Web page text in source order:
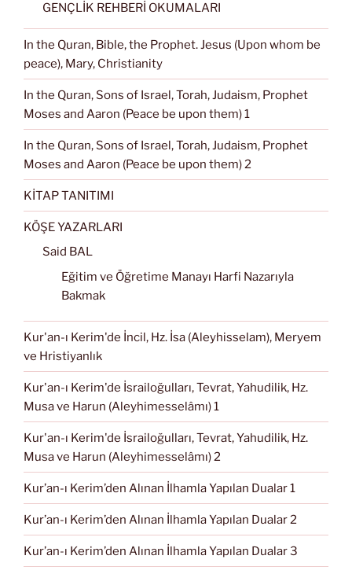
GENÇLİK REHBERİ OKUMALARI
In the Quran, Bible, the Prophet. Jesus (Upon whom be
peace), Mary, Christianity
In the Quran, Sons of Israel, Torah, Judaism, Prophet
Moses and Aaron (Peace be upon them) 1
In the Quran, Sons of Israel, Torah, Judaism, Prophet
Moses and Aaron (Peace be upon them) 2
KİTAP TANITIMI
KÖŞE YAZARLARI
Said BAL
Eğitim ve Öğretime Manayı Harfi Nazarıyla
Bakmak
Kur'an-ı Kerim'de İncil, Hz. İsa (Aleyhisselam), Meryem
ve Hristiyanlık
Kur'an-ı Kerim'de İsrailoğulları, Tevrat, Yahudilik, Hz.
Musa ve Harun (Aleyhimesselâmı) 1
Kur'an-ı Kerim'de İsrailoğulları, Tevrat, Yahudilik, Hz.
Musa ve Harun (Aleyhimesselâmı) 2
Kur’an-ı Kerim’den Alınan İlhamla Yapılan Dualar 1
Kur’an-ı Kerim’den Alınan İlhamla Yapılan Dualar 2
Kur’an-ı Kerim’den Alınan İlhamla Yapılan Dualar 3